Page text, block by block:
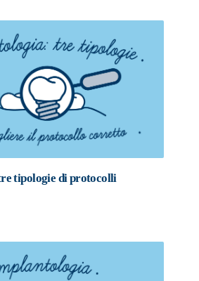
tipologie di protocolli